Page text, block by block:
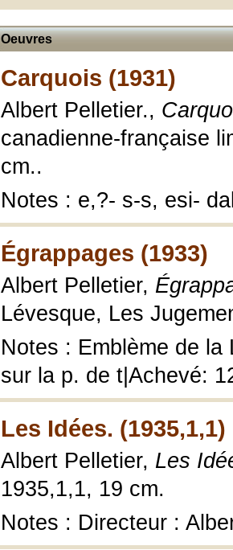
Oeuvres
Carquois (1931)
Albert Pelletier.,
canadienne-française
cm..
Notes : e,?- s-s, esi-
Égrappages (1933)
Albert Pelletier,
Lévesque, Les
Notes : Emblème de la
sur la p. de t|Achevé:
Les Idées. (1935,1,1)
Albert Pelletier, Les
1935,1,1, 19 cm.
Notes : Directeur :